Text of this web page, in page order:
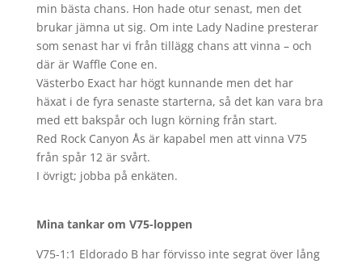
min bästa chans. Hon hade otur senast, men det
brukar jämna ut sig. Om inte Lady Nadine presterar
som senast har vi från tillägg chans att vinna – och
där är Waffle Cone en.
Västerbo Exact har högt kunnande men det har
häxat i de fyra senaste starterna, så det kan vara bra
med ett bakspår och lugn körning från start.
Red Rock Canyon Ås är kapabel men att vinna V75
från spår 12 är svårt.
I övrigt; jobba på enkäten.
Mina tankar om V75-loppen
V75-1:1 Eldorado B har förvisso inte segrat över lång